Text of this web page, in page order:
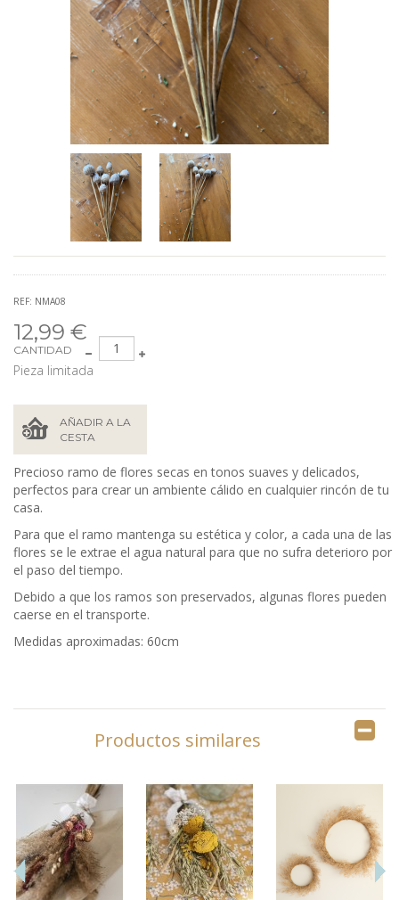
REF: NMA08
12,99 €
CANTIDAD
Pieza limitada
AÑADIR A LA
CESTA
Precioso ramo de flores secas en tonos suaves y delicados,
perfectos para crear un ambiente cálido en cualquier rincón de tu
casa.
Para que el ramo mantenga su estética y color, a cada una de las
flores se le extrae el agua natural para que no sufra deterioro por
el paso del tiempo.
Debido a que los ramos son preservados, algunas flores pueden
caerse en el transporte.
Medidas aproximadas: 60cm
Productos similares